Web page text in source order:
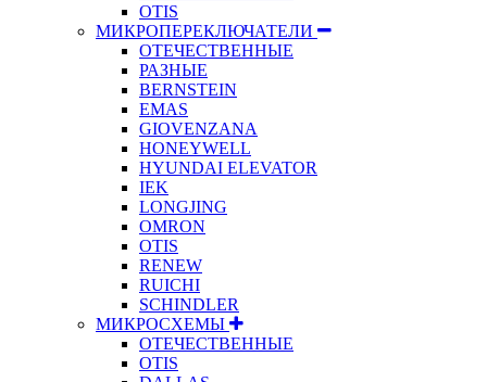
OTIS
МИКРОПЕРЕКЛЮЧАТЕЛИ
ОТЕЧЕСТВЕННЫЕ
РАЗНЫЕ
BERNSTEIN
EMAS
GIOVENZANA
HONEYWELL
HYUNDAI ELEVATOR
IEK
LONGJING
OMRON
OTIS
RENEW
RUICHI
SCHINDLER
МИКРОСХЕМЫ
ОТЕЧЕСТВЕННЫЕ
OTIS